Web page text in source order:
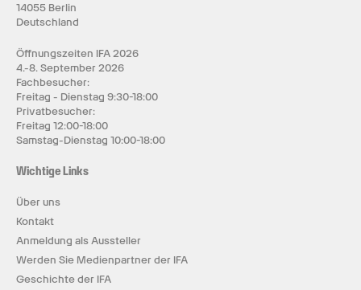
14055 Berlin
Deutschland
Öffnungszeiten IFA 2026
4.-8. September 2026
Fachbesucher:
Freitag - Dienstag 9:30-18:00
Privatbesucher:
Freitag 12:00-18:00
Samstag-Dienstag 10:00-18:00
Wichtige Links
Über uns
Kontakt
Anmeldung als Aussteller
Werden Sie Medienpartner der IFA
Geschichte der IFA